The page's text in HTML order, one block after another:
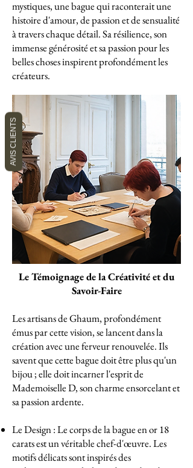
mystiques, une bague qui raconterait une
histoire d'amour, de passion et de sensualité
à travers chaque détail. Sa résilience, son
immense générosité et sa passion pour les
belles choses inspirent profondément les
créateurs.
Le Témoignage de la Créativité et du
Savoir-Faire
Les artisans de Ghaum, profondément
émus par cette vision, se lancent dans la
création avec une ferveur renouvelée. Ils
savent que cette bague doit être plus qu'un
bijou ; elle doit incarner l'esprit de
Mademoiselle D, son charme ensorcelant et
sa passion ardente.
Le Design : Le corps de la bague en or 18
carats est un véritable chef-d'œuvre. Les
motifs délicats sont inspirés des
AVIS CLIENTS